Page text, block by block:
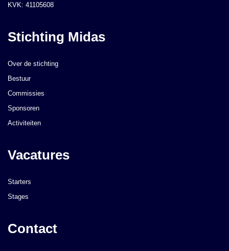
KVK: 41105608
Stichting Midas
Over de stichting
Bestuur
Commissies
Sponsoren
Activiteiten
Vacatures
Starters
Stages
Contact